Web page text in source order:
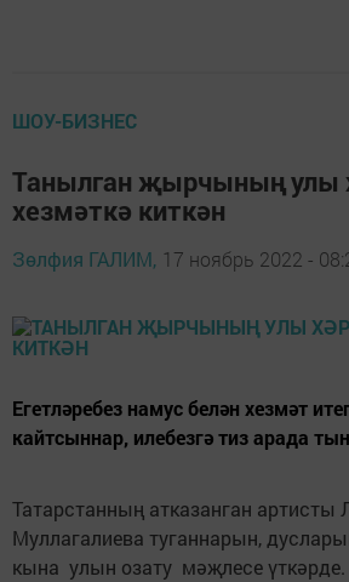
ШОУ-БИЗНЕС
Танылган җырчының улы
хезмәткә киткән
Зөлфия ГАЛИМ, 17 ноябрь 2022 -
Егетләребез намус белән хезмәт
кайтсыннар, илебезгә тиз арада
Татарстанның атказанган артисты
Муллагалиева туганнарын,
кына улын озату мәҗлесе үткәрде.